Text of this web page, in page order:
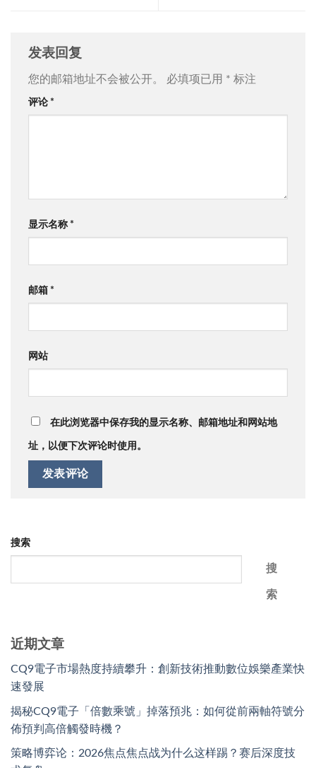
发表回复
您的邮箱地址不会被公开。 必填项已用 * 标注
评论 *
显示名称 *
邮箱 *
网站
在此浏览器中保存我的显示名称、邮箱地址和网站地
址，以便下次评论时使用。
搜索
搜
索
近期文章
CQ9電子市場熱度持續攀升：創新技術推動數位娛樂產業快
速發展
揭秘CQ9電子「倍數乘號」掉落預兆：如何從前兩軸符號分
佈預判高倍觸發時機？
策略博弈论：2026焦点焦点战为什么这样踢？赛后深度技